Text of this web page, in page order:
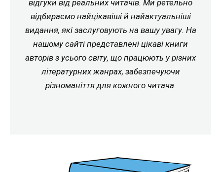
відгуки від реальних читачів. Ми ретельно
відбираємо найцікавіші й найактуальніші
видання, які заслуговують на вашу увагу. На
нашому сайті представлені цікаві книги
авторів з усього світу, що працюють у різних
літературних жанрах, забезпечуючи
різноманіття для кожного читача.